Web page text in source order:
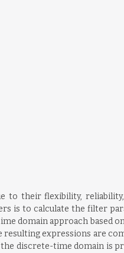
to their flexibility,
is to calculate the filter
domain approach based
expressions are
discrete-time domain is